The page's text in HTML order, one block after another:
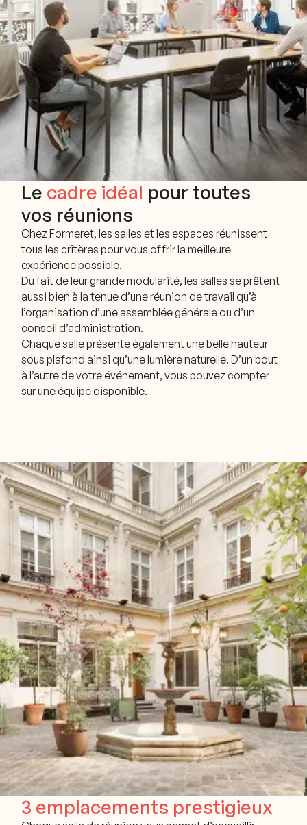
Le cadre idéal pour toutes
vos réunions
Chez Formeret, les salles et les espaces réunissent
tous les critères pour vous offrir la meilleure
expérience possible.
Du fait de leur grande modularité, les salles se prêtent
aussi bien à la tenue d’une réunion de travail qu’à
l’organisation d’une assemblée générale ou d’un
conseil d’administration.
Chaque salle présente également une belle hauteur
sous plafond ainsi qu’une lumière naturelle. D’un bout
à l’autre de votre événement, vous pouvez compter
sur une équipe disponible.
3 emplacements prestigieux